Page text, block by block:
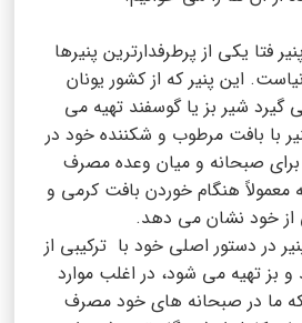
فتا یکی از پرطرفدارترین پنیرها
این پنیر که از کشور یونان
شیر بز یا گوسفند تهیه می
با بافت مرطوب و شکننده خود در
برای صبحانه و میان وعده مصرف
معمولاً هنگام خوردن بافت کرمی و
خود نشان می دهد.
در دستور اصلی خود با ترکیبی از
بز تهیه می شود، در اغلب موارد
که ما در صبحانه های خود مصرف